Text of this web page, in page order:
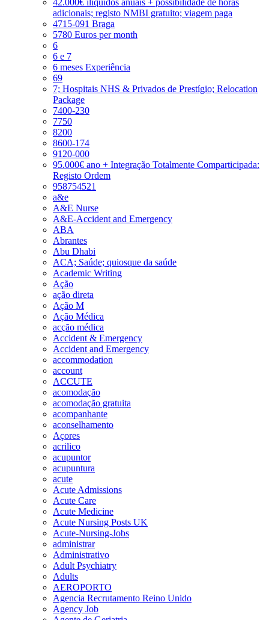
adicionais; registo NMBI gratuito; viagem paga
4715-091 Braga
5780 Euros per month
6
6 e 7
6 meses Experiência
69
7; Hospitais NHS & Privados de Prestígio; Relocation
Package
7400-230
7750
8200
8600-174
9120-000
95.000€ ano + Integração Totalmente Comparticipada:
Registo Ordem
958754521
a&e
A&E Nurse
A&E-Accident and Emergency
ABA
Abrantes
Abu Dhabi
ACA; Saúde; quiosque da saúde
Academic Writing
Ação
ação direta
Ação M
Ação Médica
acção médica
Accident & Emergency
Accident and Emergency
accommodation
account
ACCUTE
acomodação
acomodação gratuita
acompanhante
aconselhamento
Açores
acrilico
acupuntor
acupuntura
acute
Acute Admissions
Acute Care
Acute Medicine
Acute Nursing Posts UK
Acute-Nursing-Jobs
administrar
Administrativo
Adult Psychiatry
Adults
AEROPORTO
Agencia Recrutamento Reino Unido
Agency Job